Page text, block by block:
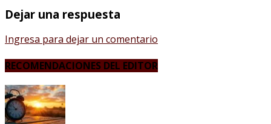
Dejar una respuesta
Ingresa para dejar un comentario
RECOMENDACIONES DEL EDITOR